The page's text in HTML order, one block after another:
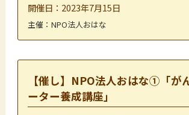
開催日：2023年7月15日
主催：NPO法人おはな
【催し】NPO法人おはな①「が
ーター養成講座」